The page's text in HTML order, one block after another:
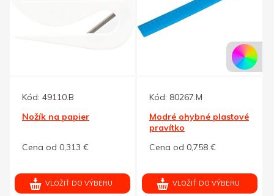
Kód: 49110.B
Nožík na papier
Cena od 0,313 €
VLOŽIŤ DO VÝBERU
Kód: 80267.M
Modré ohybné plastové
pravítko
Cena od 0,758 €
VLOŽIŤ DO VÝBERU